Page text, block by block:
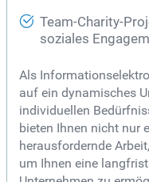
Team-Charity-
soziales
Als
auf ein dynamisches
individuellen
bieten Ihnen nicht nur
herausfordernde
um Ihnen eine